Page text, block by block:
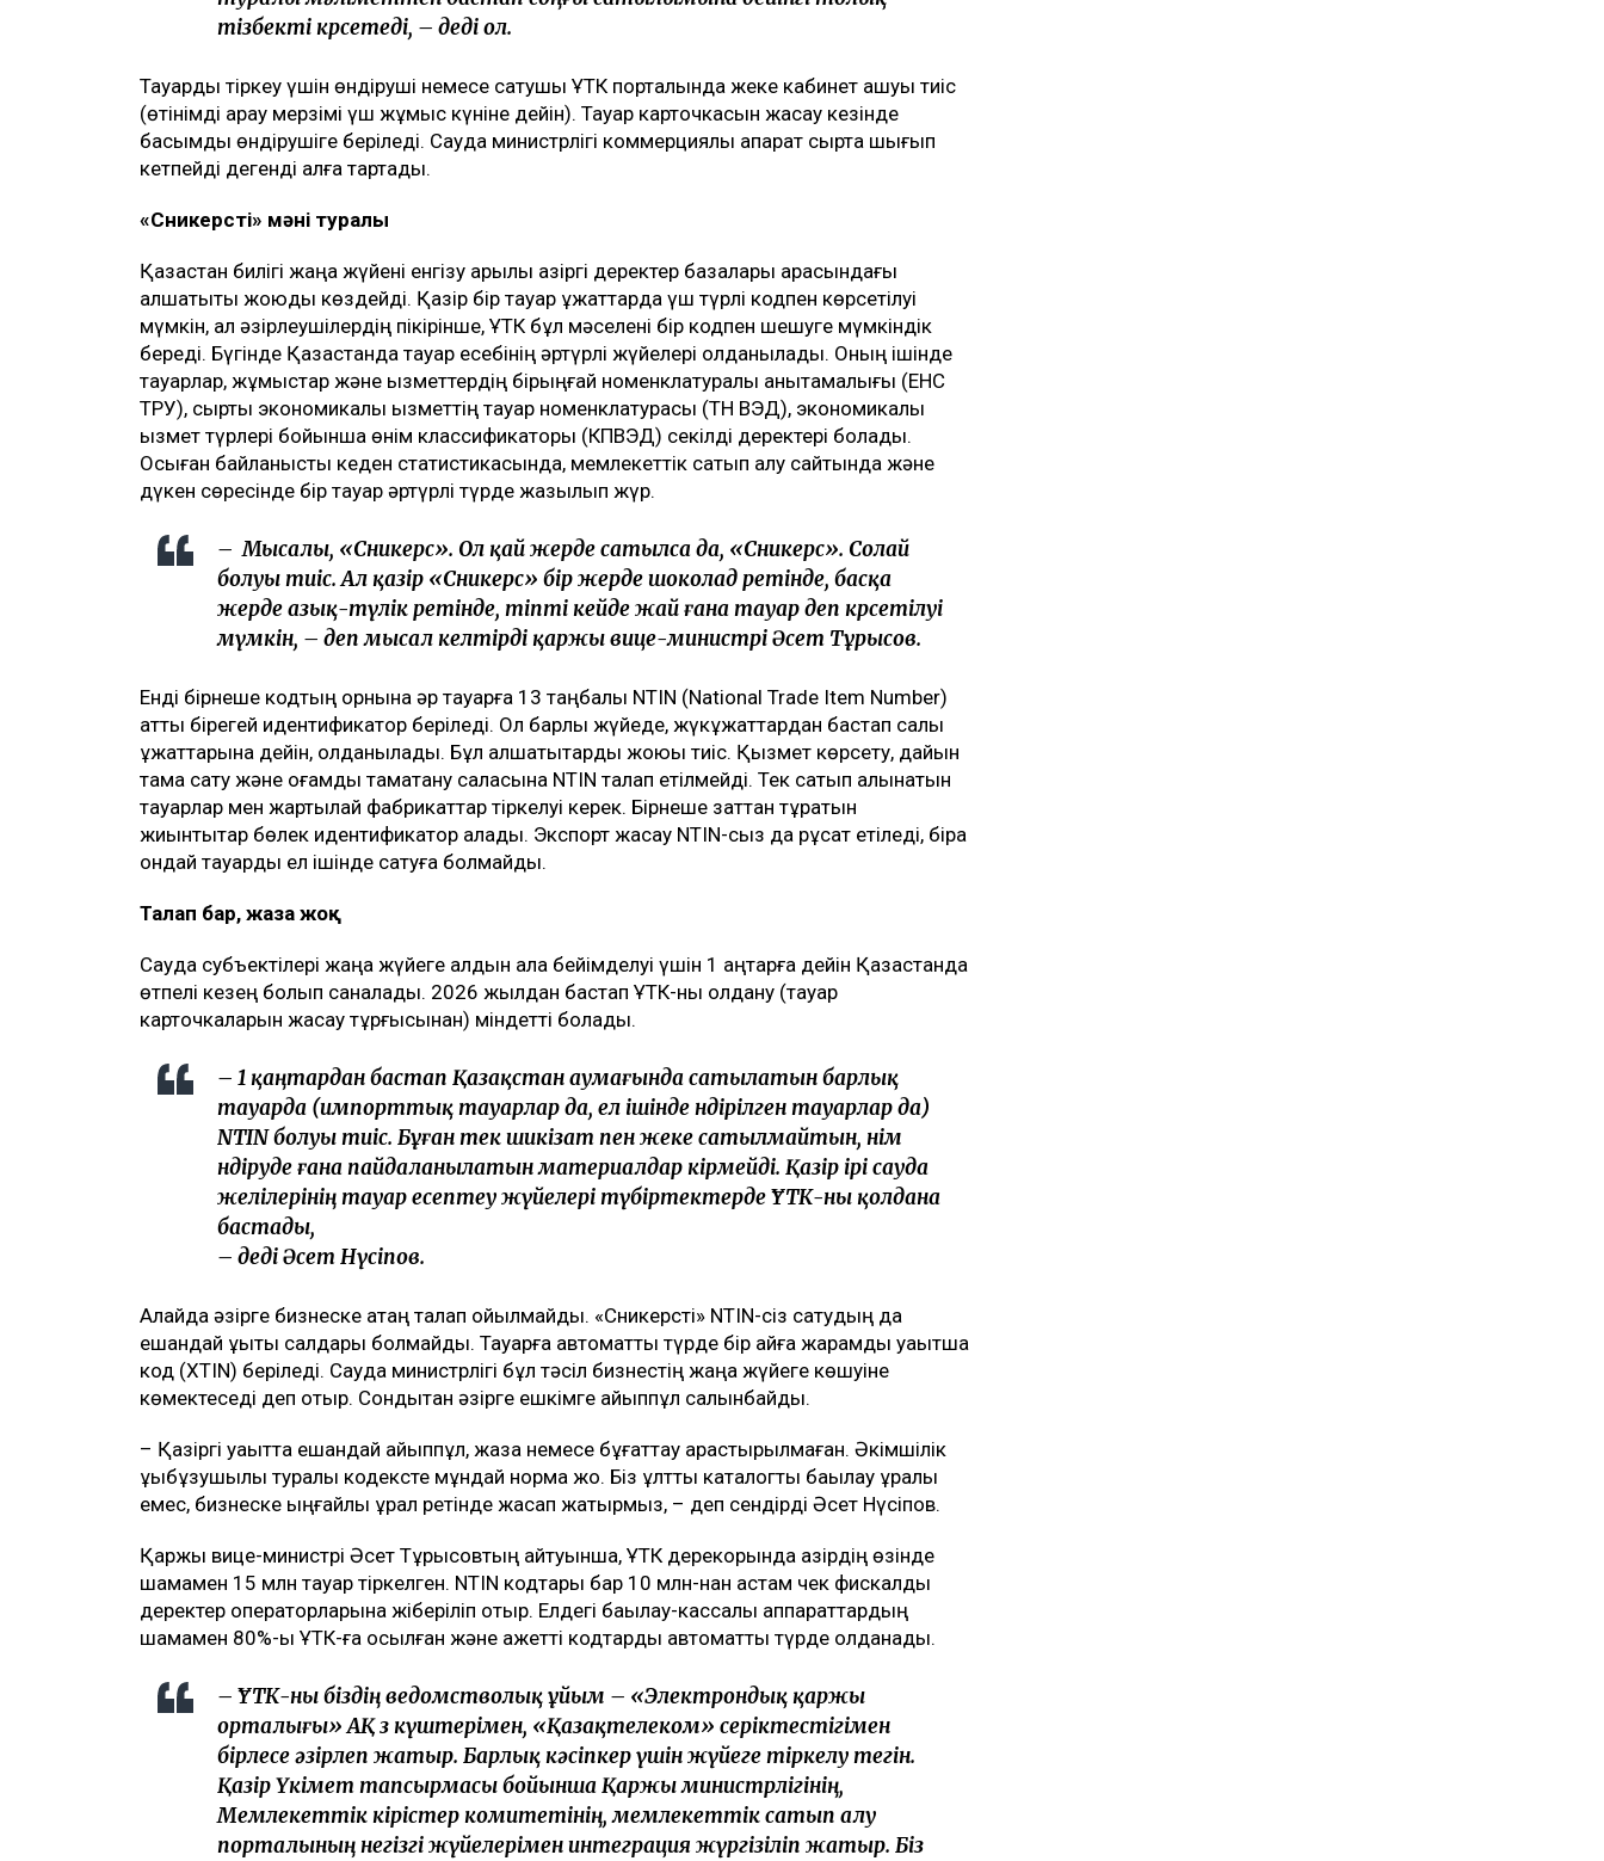
тізбекті көрсетеді, – деді ол.
Тауарды тіркеу үшін өндіруші немесе сатушы ҰТК порталында жеке кабинет ашуы тиіс
(өтінімді қарау мерзімі үш жұмыс күніне дейін). Тауар карточкасын жасау кезінде
басымдық өндірушіге беріледі. Сауда министрлігі коммерциялық ақпарат сыртқа шығып
кетпейді дегенді алға тартады.
«Сникерстің» мәні туралы
Қазақстан билігі жаңа жүйені енгізу арқылы қазіргі деректер базалары арасындағы
алшақтықты жоюды көздейді. Қазір бір тауар құжаттарда үш түрлі кодпен көрсетілуі
мүмкін, ал әзірлеушілердің пікірінше, ҰТК бұл мәселені бір кодпен шешуге мүмкіндік
береді. Бүгінде Қазақстанда тауар есебінің әртүрлі жүйелері қолданылады. Оның ішінде
тауарлар, жұмыстар және қызметтердің бірыңғай номенклатуралық анықтамалығы (ЕНС
ТРУ), сыртқы экономикалық қызметтің тауар номенклатурасы (ТН ВЭД), экономикалық
қызмет түрлері бойынша өнім классификаторы (КПВЭД) секілді деректері болады.
Осыған байланысты кеден статистикасында, мемлекеттік сатып алу сайтында және
дүкен сөресінде бір тауар әртүрлі түрде жазылып жүр.
– Мысалы, «Сникерс». Ол қай жерде сатылса да, «Сникерс». Солай
болуы тиіс. Ал қазір «Сникерс» бір жерде шоколад ретінде, басқа
жерде азық-түлік ретінде, тіпті кейде жай ғана тауар деп көрсетілуі
мүмкін, – деп мысал келтірді қаржы вице-министрі Әсет Тұрысов.
Енді бірнеше кодтың орнына әр тауарға 13 таңбалы NTIN (National Trade Item Number)
атты бірегей идентификатор беріледі. Ол барлық жүйеде, жүкқұжаттардан бастап салық
құжаттарына дейін, қолданылады. Бұл алшақтықтарды жоюы тиіс. Қызмет көрсету, дайын
тамақ сату және қоғамдық тамақтану саласына NTIN талап етілмейді. Тек сатып алынатын
тауарлар мен жартылай фабрикаттар тіркелуі керек. Бірнеше заттан тұратын
жиынтықтар бөлек идентификатор алады. Экспорт жасау NTIN-сыз да рұқсат етіледі, бірақ
ондай тауарды ел ішінде сатуға болмайды.
Талап бар, жаза жоқ
Сауда субъектілері жаңа жүйеге алдын ала бейімделуі үшін 1 қаңтарға дейін Қазақстанда
өтпелі кезең болып саналады. 2026 жылдан бастап ҰТК-ны қолдану (тауар
карточкаларын жасау тұрғысынан) міндетті болады.
– 1 қаңтардан бастап Қазақстан аумағында сатылатын барлық
тауарда (импорттық тауарлар да, ел ішінде өндірілген тауарлар да)
NTIN болуы тиіс. Бұған тек шикізат пен жеке сатылмайтын, өнім
өндіруде ғана пайдаланылатын материалдар кірмейді. Қазір ірі сауда
желілерінің тауар есептеу жүйелері түбіртектерде ҰТК-ны қолдана
бастады,
– деді Әсет Нүсіпов.
Алайда әзірге бизнеске қатаң талап қойылмайды. «Сникерсті» NTIN-сіз сатудың да
ешқандай құқықтық салдары болмайды. Тауарға автоматты түрде бір айға жарамды уақытша
код (XTIN) беріледі. Сауда министрлігі бұл тәсіл бизнестің жаңа жүйеге көшуіне
көмектеседі деп отыр. Сондықтан әзірге ешкімге айыппұл салынбайды.
– Қазіргі уақытта ешқандай айыппұл, жаза немесе бұғаттау қарастырылмаған. Әкімшілік
құқықбұзушылық туралы кодексте мұндай норма жоқ. Біз ұлттық каталогты бақылау құралы
емес, бизнеске ыңғайлы құрал ретінде жасап жатырмыз, – деп сендірді Әсет Нүсіпов.
Қаржы вице-министрі Әсет Тұрысовтың айтуынша, ҰТК дерекқорында қазірдің өзінде
шамамен 15 млн тауар тіркелген. NTIN кодтары бар 10 млн-нан астам чек фискалдық
деректер операторларына жіберіліп отыр. Елдегі бақылау-кассалық аппараттардың
шамамен 80%-ы ҰТК-ға қосылған және қажетті кодтарды автоматты түрде қолданады.
– ҰТК-ны біздің ведомстволық ұйым – «Электрондық қаржы
орталығы» АҚ өз күштерімен, «Қазақтелеком» серіктестігімен
бірлесе әзірлеп жатыр. Барлық кәсіпкер үшін жүйеге тіркелу тегін.
Қазір Үкімет тапсырмасы бойынша Қаржы министрлігінің,
Мемлекеттік кірістер комитетінің, мемлекеттік сатып алу
порталының негізгі жүйелерімен интеграция жүргізіліп жатыр. Біз